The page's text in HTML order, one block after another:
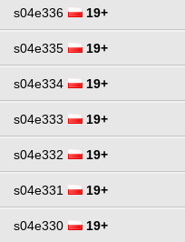
s04e336 19+
s04e335 19+
s04e334 19+
s04e333 19+
s04e332 19+
s04e331 19+
s04e330 19+